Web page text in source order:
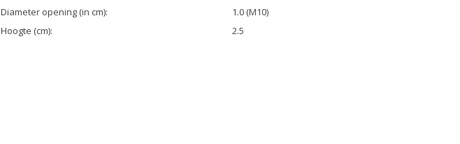
Diameter opening (in cm):
1.0 (M10)
Hoogte (cm):
2.5